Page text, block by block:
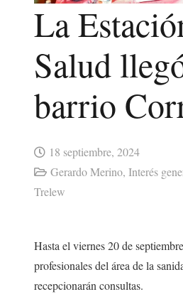
La
Salud
barrio
18 septiembre, 2024
Gerardo Merino, Interés
Trelew
Hasta el viernes 20 de
profesionales del área de la
recepcionarán consultas.